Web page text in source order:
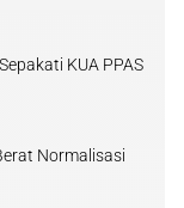
KUA PPAS
Normalisasi